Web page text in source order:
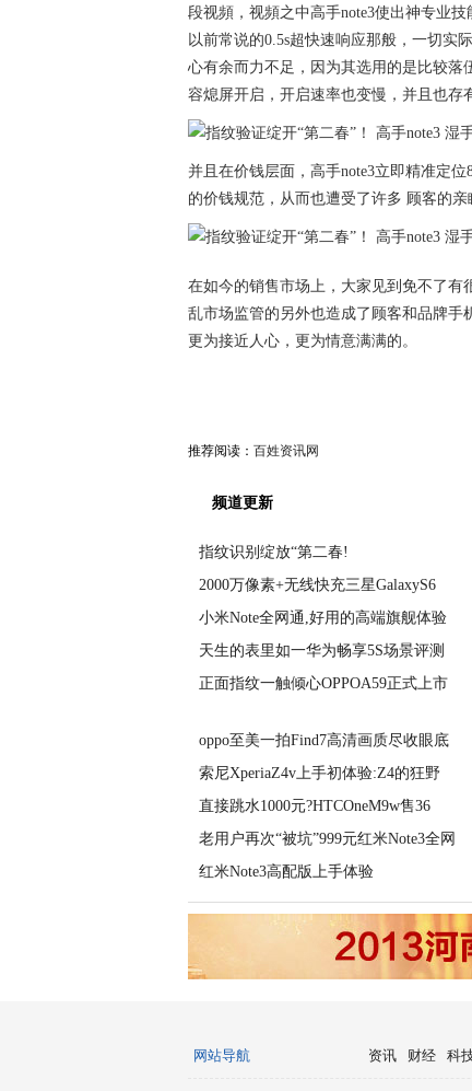
段视頻，视頻之中高手note3使出神专业
以前常说的0.5s超快速响应那般，一切实
心有余而力不足，因为其选用的是比较
容熄屏开启，开启速率也变慢，并且 也存
并且在价钱层面，高手note3立即精准定
的价钱规范，从而也遭受了许多 顾客的亲
在如今的销售市场上，大家见到免不了
乱市场监管的另外也造成了顾客和品牌手
更为接近人心，更为情意满满的。
推荐阅读： 百姓资讯网
频道更新
指纹识别绽放“第二春!
2000万像素+无线快充三星GalaxyS6
小米Note全网通,好用的高端旗舰体验
天生的表里如一华为畅享5S场景评测
正面指纹一触倾心OPPOA59正式上市
oppo至美一拍Find7高清画质尽收眼底
索尼XperiaZ4v上手初体验:Z4的狂野
直接跳水1000元?HTCOneM9w售36
老用户再次“被坑”999元红米Note3全网
红米Note3高配版上手体验
网站导航 资讯 财经 科